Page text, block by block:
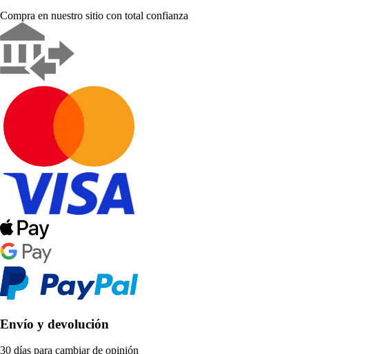
Compra en nuestro sitio con total confianza
Envío y devolución
30 días para cambiar de opinión